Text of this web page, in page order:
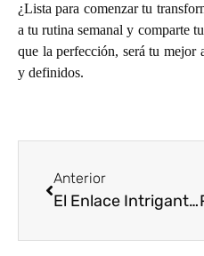
¿Lista para comenzar tu
a tu rutina semanal y comparte
que la perfección, será tu mejor
y definidos.
Anterior
El Enlace Intrigante entre el Sexo y Entrenamiento: Un Impulso Mutuo